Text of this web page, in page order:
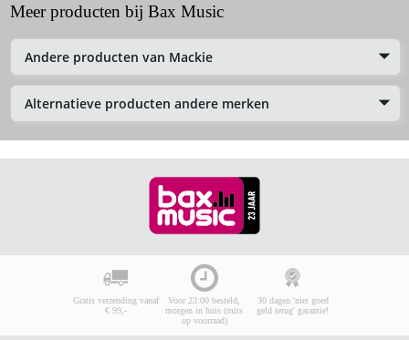
Meer producten bij Bax Music
Andere producten van Mackie
Alternatieve producten andere merken
Gratis verzending vanaf
€ 99,-
Voor 23:00 besteld,
morgen in huis (mits
op voorraad)
30 dagen 'niet goed
geld terug' garantie!